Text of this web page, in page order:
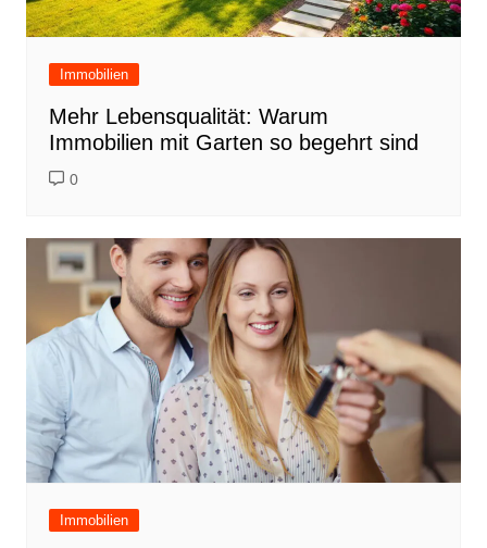
Immobilien
Mehr Lebensqualität: Warum
Immobilien mit Garten so begehrt sind
0
Immobilien